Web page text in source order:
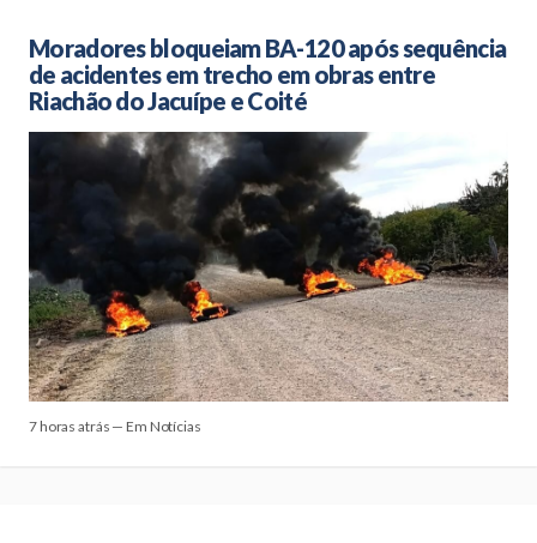
Moradores bloqueiam BA-120 após sequência
de acidentes em trecho em obras entre
Riachão do Jacuípe e Coité
7 horas atrás — Em Notícias